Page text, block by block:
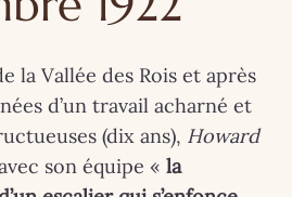
la Vallée des Rois et après
d’un travail acharné et
(dix ans), Howard
son équipe « la